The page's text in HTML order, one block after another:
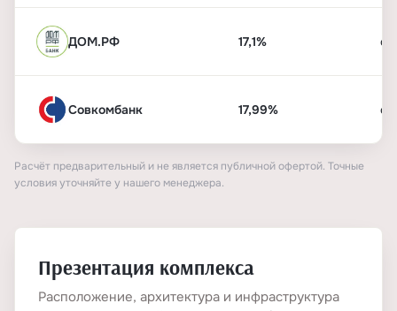
ДОМ.РФ 17,1%
Совкомбанк 17,99%
Расчёт предварительный и не является публичной офертой. Точные
условия уточняйте у нашего менеджера.
Презентация комплекса
Расположение, архитектура и инфраструктура